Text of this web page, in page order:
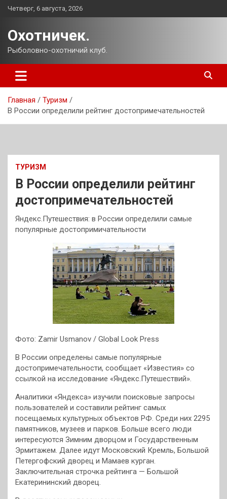
Перейти
Четверг, 6 августа, 2026
Охотничек.
Рыболовно-охотничий клуб.
Главная
Туризм
В России определили рейтинг достопримечательностей
ТУРИЗМ
В России определили рейтинг
достопримечательностей
Яндекс.Путешествия: в России определили самые
популярные достопримичательности
Фото: Zamir Usmanov / Global Look Press
В России определены самые популярные
достопримечательности, сообщает «Известия» со
ссылкой на исследование «Яндекс.Путешествий».
Аналитики «Яндекса» изучили поисковые запросы
пользователей и составили рейтинг самых
посещаемых культурных объектов РФ. Среди них 2295
памятников, музеев и парков. Больше всего люди
интересуются Зимним дворцом и Государственным
Эрмитажем. Далее идут Московский Кремль, Большой
Петергофский дворец и Мамаев курган.
Заключительная строчка рейтинга — Большой
Екатерининский дворец.